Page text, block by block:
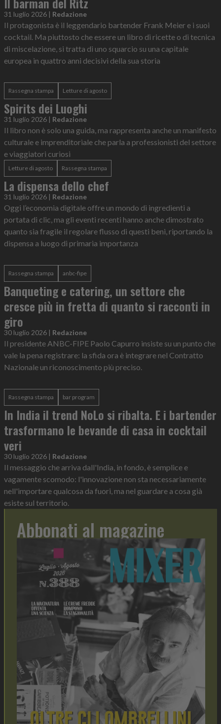
31 luglio 2026 | Redazione
Il protagonista è il leggendario bartender Frank Meier e i suoi
cocktail. Ma piuttosto che essere un libro di ricette o di tecnica
di miscelazione, si tratta di uno squarcio su una capitale
europea in quattro anni decisivi della sua storia
Rassegna stampa Letture di agosto
Spirits dei Luoghi
31 luglio 2026 | Redazione
Il libro non è solo una guida, ma rappresenta anche un manifesto
culturale e imprenditoriale che parla a professionisti del settore
e viaggiatori curiosi
Letture di agosto Rassegna stampa
La dispensa dello chef
31 luglio 2026 | Redazione
Oggi l’economia digitale offre un mondo di ingredienti a
portata di clic, ma gli eventi recenti hanno anche dimostrato
quanto sia fragile il regolare flusso di questi beni, riportando la
dispensa a luogo di primaria importanza
Rassegna stampa anbc-fipe
Banqueting e catering, un settore che
cresce più in fretta di quanto si racconti in
giro
30 luglio 2026 | Redazione
Il presidente ANBC-FIPE Paolo Capurro insiste su un punto che
vale la pena registrare: la sfida ora è integrare nel Contratto
Nazionale un riconoscimento più preciso.
Rassegna stampa bar program
In India il trend NoLo si ribalta. E i bartender
trasformano le bevande di casa in cocktail
veri
30 luglio 2026 | Redazione
Il messaggio che arriva dall'India, in fondo, è semplice e
vagamente scomodo: l'innovazione non sta necessariamente
nell'importare qualcosa da fuori, ma nel guardare a cosa già
esiste sul territorio.
Abbonati al magazine